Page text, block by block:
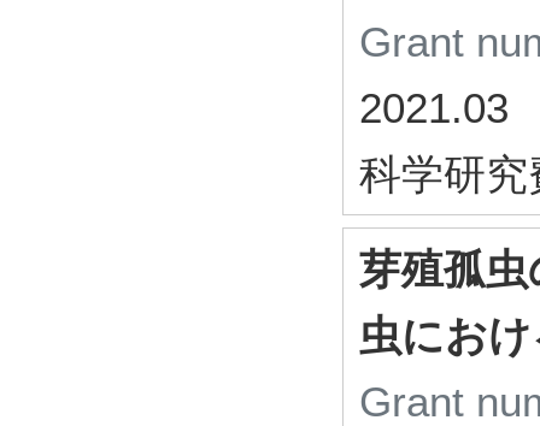
Grant
2021.03
科学研
芽殖孤
虫にお
Grant